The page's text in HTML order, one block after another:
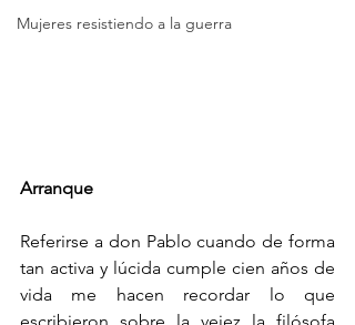
Mujeres resistiendo a la guerra
Arranque
Referirse a don Pablo cuando de forma
tan activa y lúcida cumple cien años de
vida me hacen recordar lo que